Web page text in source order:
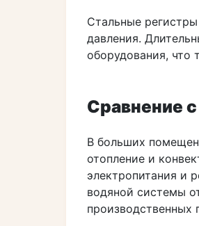
Стальные
давления.
оборудования, что
Сравнение
В больших
отопление и
электропитания и
водяной системы
производственных